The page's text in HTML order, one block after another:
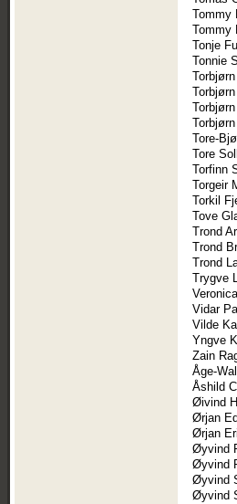
Tommy
Tommy
Tonje
Tonnie
Tore-
Tore
Torfinn
Torgeir
Torkil
Tove
Trond
Trond
Trond
Trygve
Vidar
Vilde
Yngve
Zain
Åge-
Åshild
Øivind
Ørjan
Ørjan
Øyvind
Øyvind
Øyvind
Øyvind